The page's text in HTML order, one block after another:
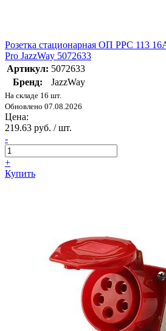
Розетка стационарная ОП PPC 113
Pro JazzWay 5072633
Артикул: 5072633
Бренд:
JazzWay
На складе 16 шт.
Обновлено 07.08.2026
Цена:
219.63 руб. / шт.
-
+
Купить